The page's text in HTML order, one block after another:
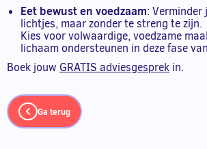
Eet bewust en voedzaam: Verminder
lichtjes, maar zonder te streng te zijn.
Kies voor volwaardige, voedzame
lichaam ondersteunen in deze fase
Boek jouw GRATIS adviesgesprek in.
Ga terug